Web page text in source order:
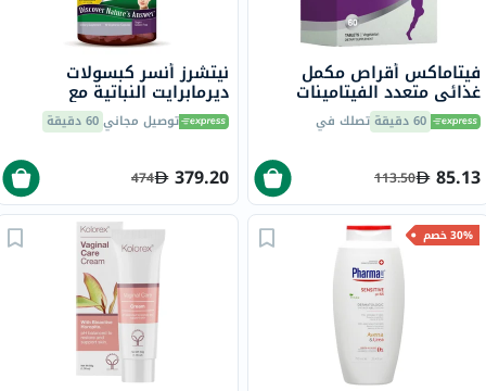
فيتاماكس أقراص مكمل
غذائي متعدد الفيتامينات
للنساء، مرة واحدة يوميًا،
حزمة من 60
60 دقيقة تصلك في
85.13
113.50
نيتشرز أنسر كبسولات
ديرمابرايت النباتية مع
الجلوتاثيون لتفتيح البشرة
حزمة من 60توصيل مجاني60 دقيقة
379.20
474
30% خصم